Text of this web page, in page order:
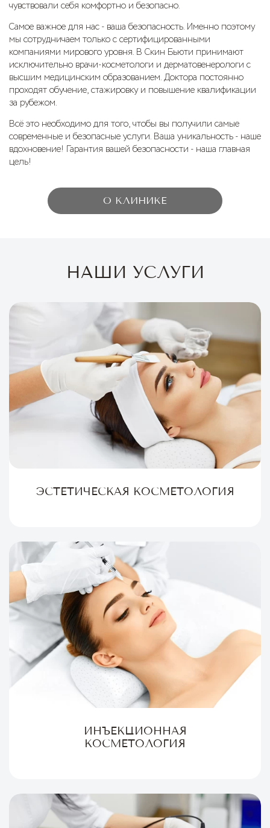
чувствовали себя комфортно и безопасно.
Самое важное для нас - ваша безопасность. Именно поэтому
мы сотрудничаем только с сертифицированными
компаниями мирового уровня. В Скин Бьюти принимают
исключительно врачи-косметологи и дерматовенерологи с
высшим медицинским образованием. Доктора постоянно
проходят обучение, стажировку и повышение квалификации
за рубежом.
Всё это необходимо для того, чтобы вы получили самые
современные и безопасные услуги. Ваша уникальность - наше
вдохновение! Гарантия вашей безопасности - наша главная
цель!
О КЛИНИКЕ
НАШИ УСЛУГИ
ЭСТЕТИЧЕСКАЯ КОСМЕТОЛОГИЯ
ИНЪЕКЦИОННАЯ
КОСМЕТОЛОГИЯ